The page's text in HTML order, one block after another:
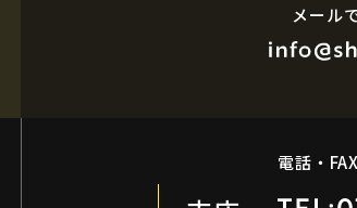
メール
電話・